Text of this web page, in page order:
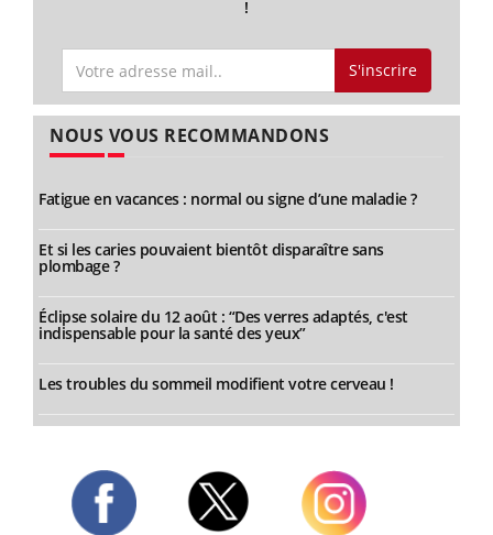
!
S'inscrire
NOUS VOUS RECOMMANDONS
Fatigue en vacances : normal ou signe d’une maladie ?
Et si les caries pouvaient bientôt disparaître sans
plombage ?
Éclipse solaire du 12 août : “Des verres adaptés, c'est
indispensable pour la santé des yeux”
Les troubles du sommeil modifient votre cerveau !